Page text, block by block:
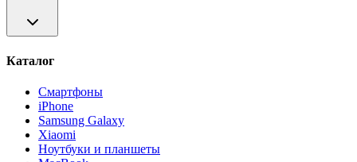
Каталог
Смартфоны
iPhone
Samsung Galaxy
Xiaomi
Ноутбуки и планшеты